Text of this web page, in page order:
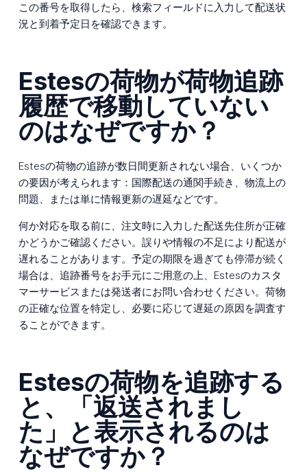
この番号を取得したら、検索フィールドに入力して配送状
況と到着予定日を確認できます。
Estesの荷物が荷物追跡
履歴で移動していない
のはなぜですか？
Estesの荷物の追跡が数日間更新されない場合、いくつか
の要因が考えられます：国際配送の通関手続き、物流上の
問題、または単に情報更新の遅延などです。
何か対応を取る前に、注文時に入力した配送先住所が正確
かどうかご確認ください。誤りや情報の不足により配送が
遅れることがあります。予定の期限を過ぎても停滞が続く
場合は、追跡番号をお手元にご用意の上、Estesのカスタ
マーサービスまたは発送者にお問い合わせください。荷物
の正確な位置を特定し、必要に応じて遅延の原因を調査す
ることができます。
Estesの荷物を追跡する
と、「返送されまし
た」と表示されるのは
なぜですか？